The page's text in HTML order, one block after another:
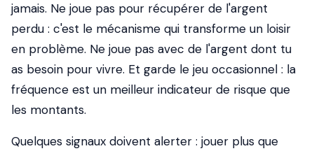
jamais. Ne joue pas pour récupérer de l'argent
perdu : c'est le mécanisme qui transforme un loisir
en problème. Ne joue pas avec de l'argent dont tu
as besoin pour vivre. Et garde le jeu occasionnel : la
fréquence est un meilleur indicateur de risque que
les montants.
Quelques signaux doivent alerter : jouer plus que